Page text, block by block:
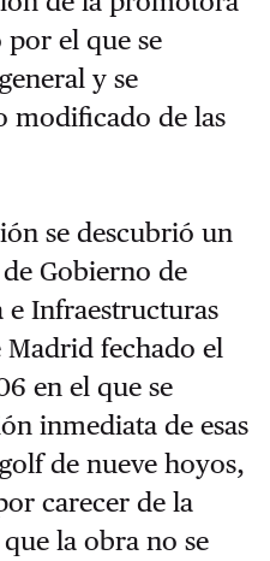
el que se
y se
modificado de las
se descubrió un
Gobierno de
Infraestructuras
fechado el
en el que se
inmediata de esas
de nueve hoyos,
carecer de la
la obra no se